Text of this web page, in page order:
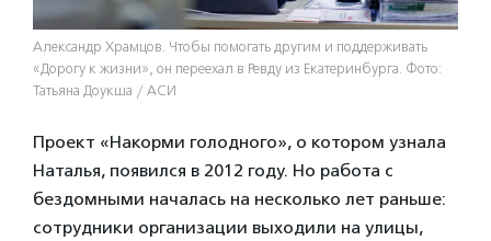
Александр Храмцов. Чтобы помогать другим и поддерживать
«Дорогу к жизни», он переехал в Ревду из Екатеринбурга. Фото:
Татьяна Доукша / АСИ
Проект «Накорми голодного», о котором узнала
Наталья, появился в 2012 году. Но работа с
бездомными началась на несколько лет раньше:
сотрудники организации выходили на улицы,